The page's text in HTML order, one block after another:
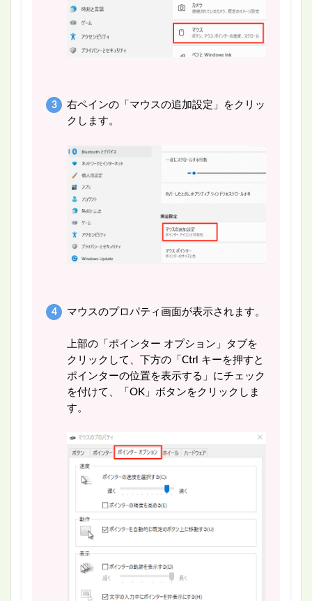
右ペインの「マウスの追加設定」をクリッ
クします。
マウスのプロパティ画面が表示されます。
上部の「ポインター オプション」タブを
クリックして、下方の「Ctrl キーを押すと
ポインターの位置を表示する」にチェック
を付けて、「OK」ボタンをクリックしま
す。